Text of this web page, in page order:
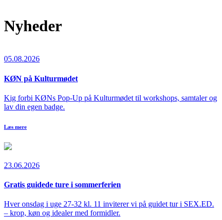
Nyheder
05.08.2026
KØN på Kulturmødet
Kig forbi KØNs Pop-Up på Kulturmødet til workshops, samtaler og
lav din egen badge.
Læs mere
23.06.2026
Gratis guidede ture i sommerferien
Hver onsdag i uge 27-32 kl. 11 inviterer vi på guidet tur i SEX.ED.
– krop, køn og idealer med formidler.